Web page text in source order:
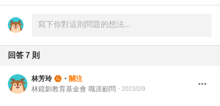
回答 7 則
林芳玲 ・ 關注
林鏡釧教育基金會 職涯顧問 ・ 2023/2/9